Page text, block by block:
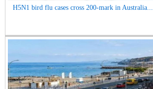
H5N1 bird flu cases cross 200-mark in Australia...